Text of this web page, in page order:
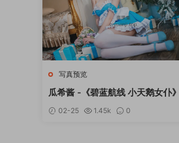
写真预览
瓜希酱 -《碧蓝航线 小天鹅女仆》
02-25 1.45k 0